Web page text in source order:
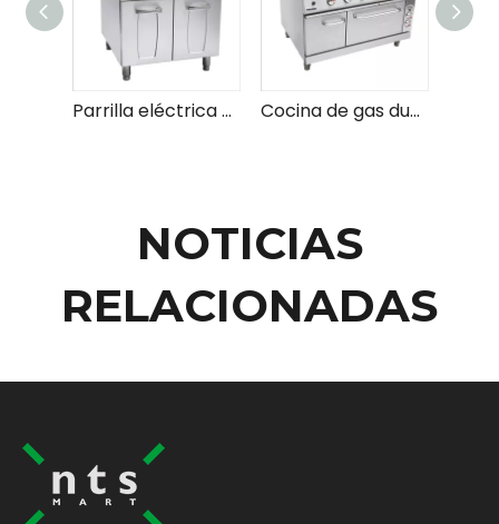
Parrilla eléctrica de roca de lava con gabinete Cocina de gas duradera con placa caliente y temperatura ajustable para todas sus necesidades de cocina
NOTICIAS
RELACIONADAS